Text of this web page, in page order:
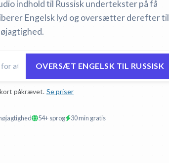
indhold til Russisk undertekster på få
Engelsk lyd og oversætter derefter til
OVERSÆT ENGELSK TIL RUSSISK
påkrævet. Se priser
54+ sprog 30 min gratis